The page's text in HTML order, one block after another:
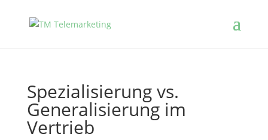
Spezialisierung vs.
Generalisierung im
Vertrieb